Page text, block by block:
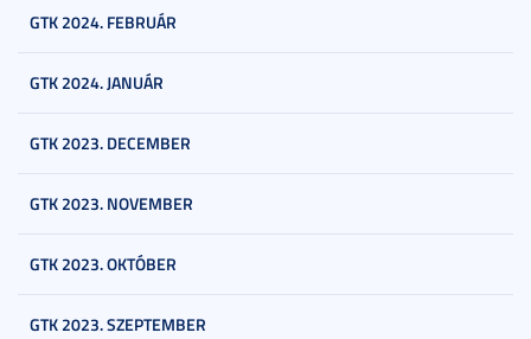
GTK 2024. FEBRUÁR
GTK 2024. JANUÁR
GTK 2023. DECEMBER
GTK 2023. NOVEMBER
GTK 2023. OKTÓBER
GTK 2023. SZEPTEMBER